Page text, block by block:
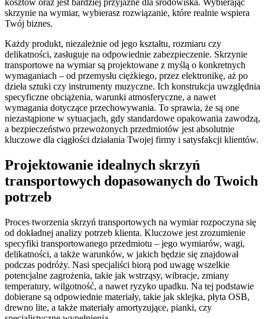
skrzynie na wymiar, wybierasz rozwiązanie, które realnie wspiera
Twój biznes.
Każdy produkt, niezależnie od jego kształtu, rozmiaru czy
delikatności, zasługuje na odpowiednie zabezpieczenie. Skrzynie
transportowe na wymiar są projektowane z myślą o konkretnych
wymaganiach – od przemysłu ciężkiego, przez elektronikę, aż po
dzieła sztuki czy instrumenty muzyczne. Ich konstrukcja uwzględnia
specyficzne obciążenia, warunki atmosferyczne, a nawet
wymagania dotyczące przechowywania. To sprawia, że są one
niezastąpione w sytuacjach, gdy standardowe opakowania zawodzą,
a bezpieczeństwo przewożonych przedmiotów jest absolutnie
kluczowe dla ciągłości działania Twojej firmy i satysfakcji klientów.
Projektowanie idealnych skrzyń
transportowych dopasowanych do Twoich
potrzeb
Proces tworzenia skrzyń transportowych na wymiar rozpoczyna się
od dokładnej analizy potrzeb klienta. Kluczowe jest zrozumienie
specyfiki transportowanego przedmiotu – jego wymiarów, wagi,
delikatności, a także warunków, w jakich będzie się znajdował
podczas podróży. Nasi specjaliści biorą pod uwagę wszelkie
potencjalne zagrożenia, takie jak wstrząsy, wibracje, zmiany
temperatury, wilgotność, a nawet ryzyko upadku. Na tej podstawie
dobierane są odpowiednie materiały, takie jak sklejka, płyta OSB,
drewno lite, a także materiały amortyzujące, pianki, czy